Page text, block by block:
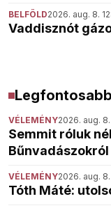
BELFÖLD2026. aug. 8.
Vaddisznót
Legfontosabb
VÉLEMÉNY2026. aug.
Semmit róluk
VÉLEMÉNY2026. aug.
Tóth Máté: